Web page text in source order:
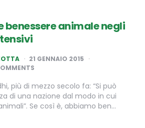
benessere animale negli
21 GENNAIO 2015
più di mezzo secolo fa: “Si può
di una nazione dal modo in cui
Se così è, abbiamo ben…